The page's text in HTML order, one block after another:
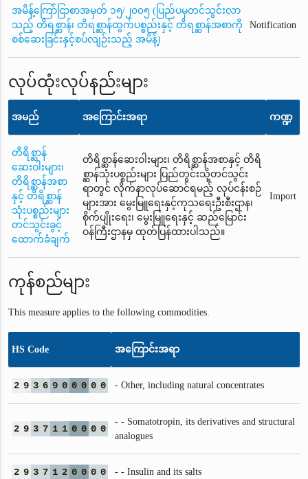
အမိန့်ကြော်ငြာစာအမှတ် ၁၅/၂၀၀၅ (ပြည်ပမှတင်သွင်းလာ
သည့် တိရစ္ဆာန်၊ တိရစ္ဆာန်ထွက်ပစ္စည်းနှင့် တိရစ္ဆာန်အစာကို
စစ်ဆေးခြင်းနှင့်စပ်လျဉ်းသည့် အမိန့်)
Notification
လုပ်ထုံးလုပ်နည်းများ
အမည် အကြောင်းအရာ ကဏ္ဍ
တိရိစ္ဆာန်
ဆေးဝါးများ၊
တိရိစ္ဆာန်အစာ
နှင့် တိရိစ္ဆာန်
သုံးပစ္စည်းများ
တင်သွင်းခွင့်
ထောက်ခံချက်
တိရိစ္ဆာန်ဆေးဝါးများ၊ တိရိစ္ဆာန်အစာနှင့် တိရိ
စ္ဆာန်သုံးပစ္စည်းများ ပြည်တွင်းသို့တင်သွင်း
ရာတွင် လိုက်နာလုပ်ဆောင်ရမည့် လုပ်ငန်းစဉ်
များအား မွေးမြူရေးနှင့်ကုသရေးဦးစီးဌာန၊
စိုက်ပျိုးရေး၊ မွေးမြူရေးနှင့် ဆည်မြောင်း
ဝန်ကြီးဌာနမှ ထုတ်ပြန်ထားပါသည်။
Import
ကုန်စည်များ
This measure applies to the following commodities.
HS Code အကြောင်းအရာ
2 9 3 6 9 0 0 0 0 0 - Other, including natural concentrates
2 9 3 7 1 1 0 0 0 0
- - Somatotropin, its derivatives and structural
analogues
2 9 3 7 1 2 0 0 0 0 - - Insulin and its salts